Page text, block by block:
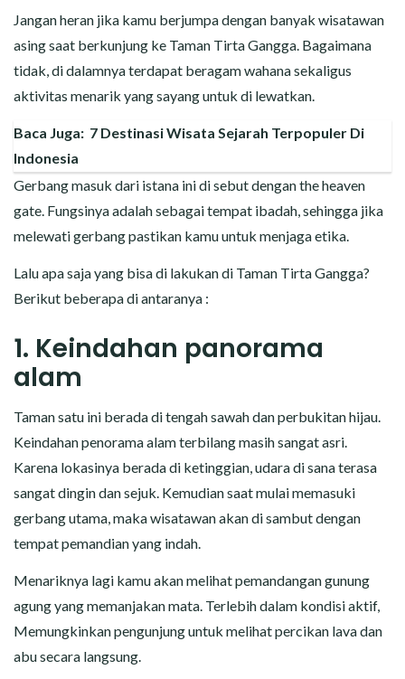
Jangan heran jika kamu berjumpa dengan banyak wisatawan
asing saat berkunjung ke Taman Tirta Gangga. Bagaimana
tidak, di dalamnya terdapat beragam wahana sekaligus
aktivitas menarik yang sayang untuk di lewatkan.
Baca Juga: 7 Destinasi Wisata Sejarah Terpopuler Di
Indonesia
Gerbang masuk dari istana ini di sebut dengan the heaven
gate. Fungsinya adalah sebagai tempat ibadah, sehingga jika
melewati gerbang pastikan kamu untuk menjaga etika.
Lalu apa saja yang bisa di lakukan di Taman Tirta Gangga?
Berikut beberapa di antaranya :
1. Keindahan panorama
alam
Taman satu ini berada di tengah sawah dan perbukitan hijau.
Keindahan penorama alam terbilang masih sangat asri.
Karena lokasinya berada di ketinggian, udara di sana terasa
sangat dingin dan sejuk. Kemudian saat mulai memasuki
gerbang utama, maka wisatawan akan di sambut dengan
tempat pemandian yang indah.
Menariknya lagi kamu akan melihat pemandangan gunung
agung yang memanjakan mata. Terlebih dalam kondisi aktif,
Memungkinkan pengunjung untuk melihat percikan lava dan
abu secara langsung.